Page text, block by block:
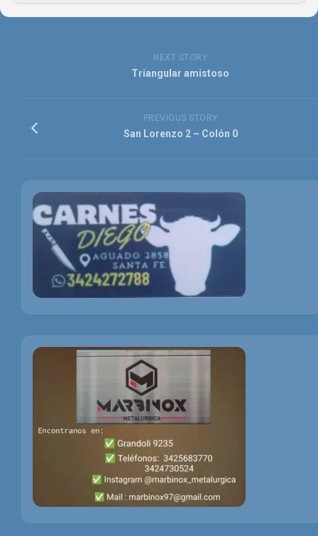
NEXT STORY
Triangular amistoso
PREVIOUS STORY
San Lorenzo 2 – Colón 0